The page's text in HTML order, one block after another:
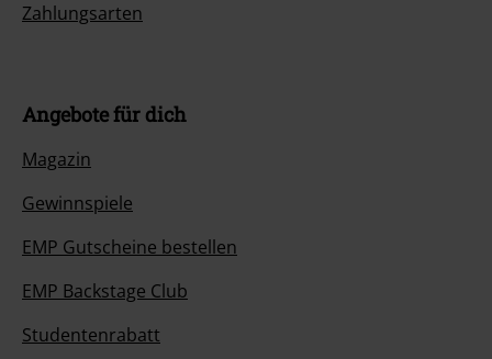
Zahlungsarten
Angebote für dich
Magazin
Gewinnspiele
EMP Gutscheine bestellen
EMP Backstage Club
Studentenrabatt